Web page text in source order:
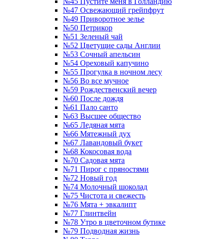
№47 Освежающий грейпфрут
№49 Приворотное зелье
№50 Петрикор
№51 Зеленый чай
№52 Цветущие сады Англии
№53 Сочный апельсин
№54 Ореховый капучино
№55 Прогулка в ночном лесу
№56 Во все мучное
№59 Рождественский вечер
№60 После дождя
№61 Пало санто
№63 Высшее общество
№65 Ледяная мята
№66 Мятежный дух
№67 Лавандовый букет
№68 Кокосовая вода
№70 Садовая мята
№71 Пирог с пряностями
№72 Новый год
№74 Молочный шоколад
№75 Чистота и свежесть
№76 Мята + эвкалипт
№77 Глинтвейн
№78 Утро в цветочном бутике
№79 Подводная жизнь